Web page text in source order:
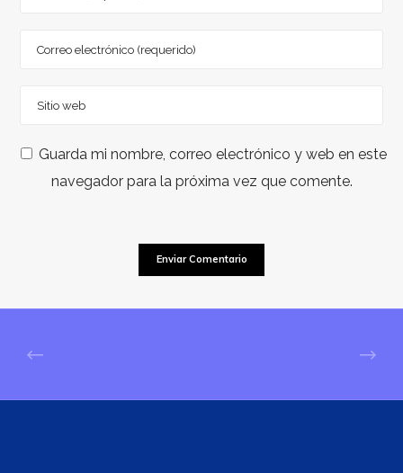
Guarda mi nombre, correo electrónico y web en este
navegador para la próxima vez que comente.